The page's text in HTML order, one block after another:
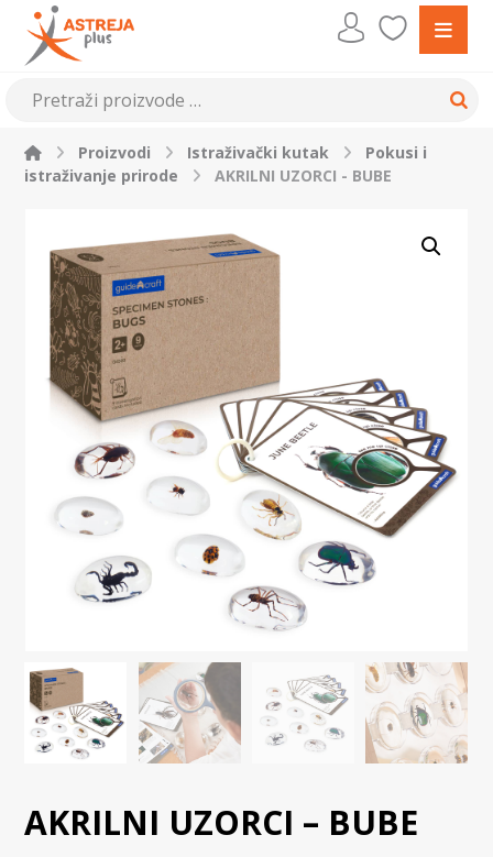
Proizvodi Istraživački kutak
Pokusi i
istraživanje prirode
AKRILNI UZORCI - BUBE
AKRILNI UZORCI – BUBE